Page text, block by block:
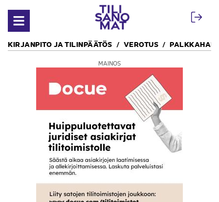
Avaa valikko
KIRJANPITO JA TILINPÄÄTÖS VEROTUS
MAINOS